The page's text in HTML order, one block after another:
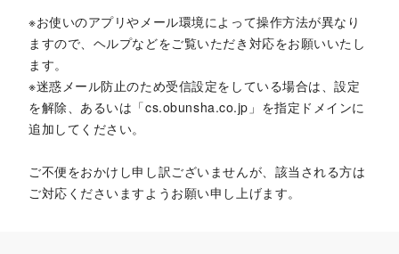
※お使いのアプリやメール環境によって操作方法が異なり
ますので、ヘルプなどをご覧いただき対応をお願いいたし
ます。
※迷惑メール防止のため受信設定をしている場合は、設定
を解除、あるいは「cs.obunsha.co.jp」を指定ドメインに
追加してください。
ご不便をおかけし申し訳ございませんが、該当される方は
ご対応くださいますようお願い申し上げます。